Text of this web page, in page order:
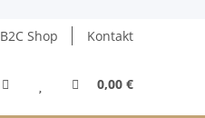
B2C Shop
Kontakt
0,00 €